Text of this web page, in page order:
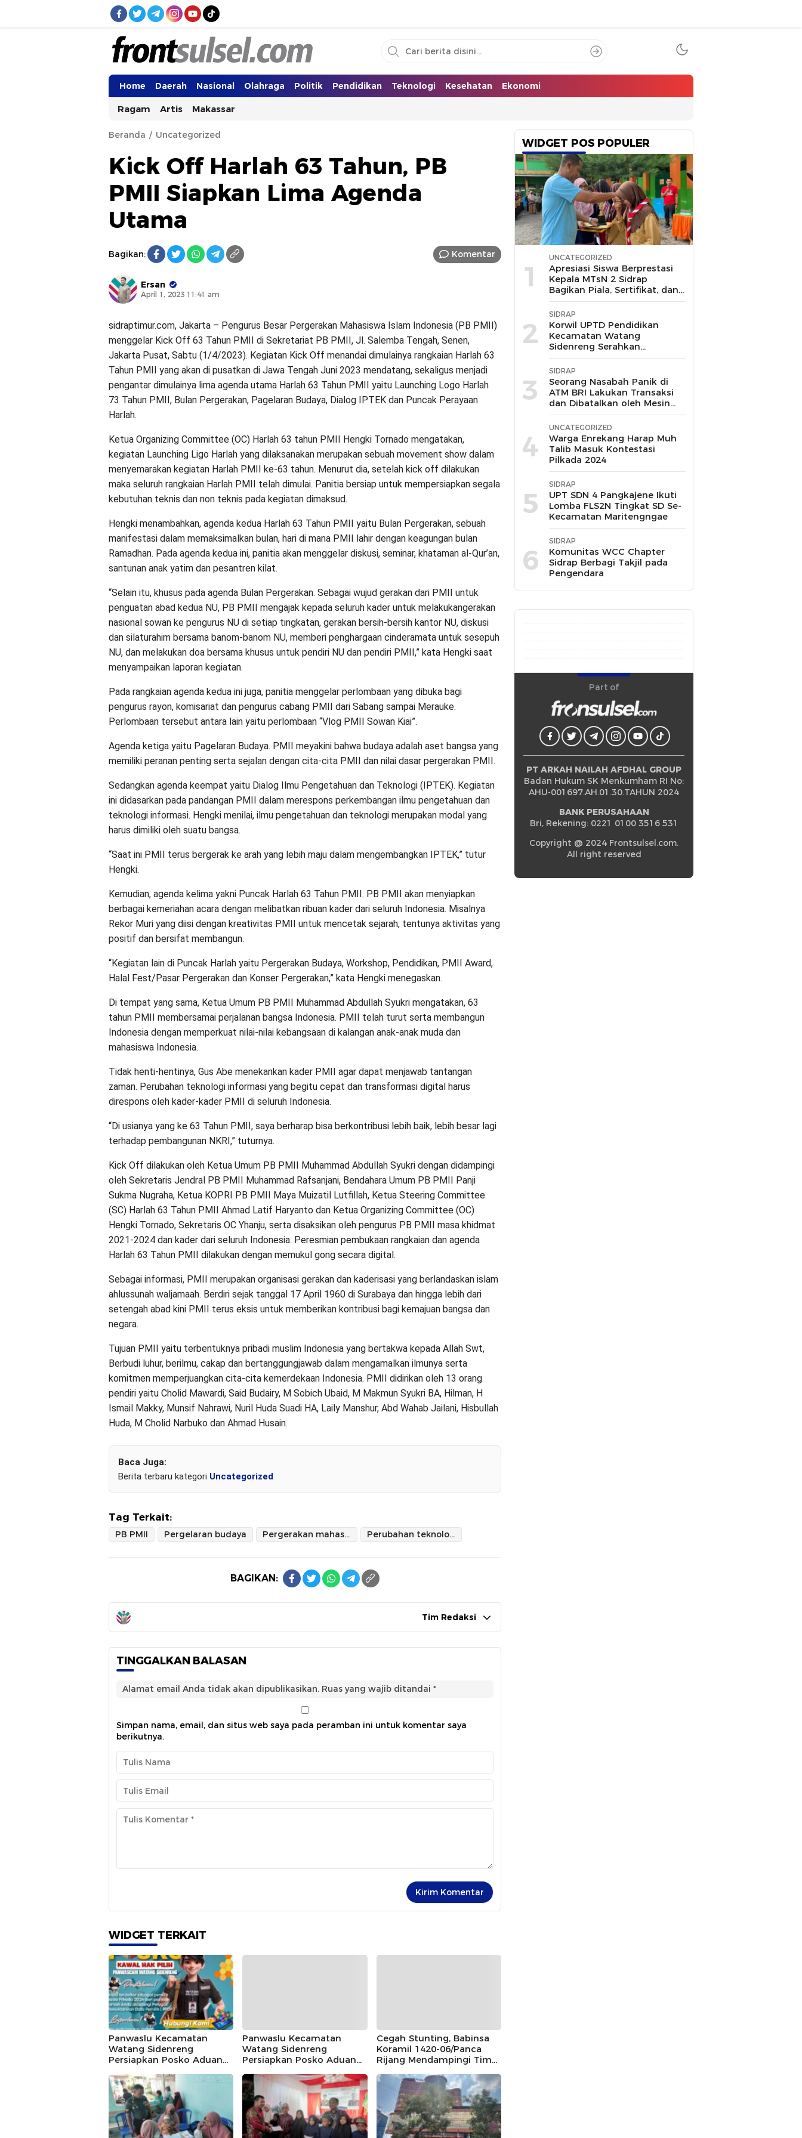
Frontsulsel.com
Terdepan Mengabarkan dari Sulawesi Selatan
Home Daerah Nasional Olahraga Politik Pendidikan Teknologi Kesehatan Ekonomi
Ragam Artis Makassar
Beranda Uncategorized
Kick Off Harlah 63 Tahun, PB
PMII Siapkan Lima Agenda
Utama
Bagikan: Komentar
Ersan
April 1, 2023 11:41 am
sidraptimur.com, Jakarta – Pengurus Besar Pergerakan Mahasiswa Islam Indonesia (PB PMII)
menggelar Kick Off 63 Tahun PMII di Sekretariat PB PMII, Jl. Salemba Tengah, Senen,
Jakarta Pusat, Sabtu (1/4/2023). Kegiatan Kick Off menandai dimulainya rangkaian Harlah 63
Tahun PMII yang akan di pusatkan di Jawa Tengah Juni 2023 mendatang, sekaligus menjadi
pengantar dimulainya lima agenda utama Harlah 63 Tahun PMII yaitu Launching Logo Harlah
73 Tahun PMII, Bulan Pergerakan, Pagelaran Budaya, Dialog IPTEK dan Puncak Perayaan
Harlah.
Ketua Organizing Committee (OC) Harlah 63 tahun PMII Hengki Tornado mengatakan,
kegiatan Launching Ligo Harlah yang dilaksanakan merupakan sebuah movement show dalam
menyemarakan kegiatan Harlah PMII ke-63 tahun. Menurut dia, setelah kick off dilakukan
maka seluruh rangkaian Harlah PMII telah dimulai. Panitia bersiap untuk mempersiapkan segala
kebutuhan teknis dan non teknis pada kegiatan dimaksud.
Hengki menambahkan, agenda kedua Harlah 63 Tahun PMII yaitu Bulan Pergerakan, sebuah
manifestasi dalam memaksimalkan bulan, hari di mana PMII lahir dengan keagungan bulan
Ramadhan. Pada agenda kedua ini, panitia akan menggelar diskusi, seminar, khataman al-Qur’an,
santunan anak yatim dan pesantren kilat.
“Selain itu, khusus pada agenda Bulan Pergerakan. Sebagai wujud gerakan dari PMII untuk
penguatan abad kedua NU, PB PMII mengajak kepada seluruh kader untuk melakukangerakan
nasional sowan ke pengurus NU di setiap tingkatan, gerakan bersih-bersih kantor NU, diskusi
dan silaturahim bersama banom-banom NU, memberi penghargaan cinderamata untuk sesepuh
NU, dan melakukan doa bersama khusus untuk pendiri NU dan pendiri PMII,” kata Hengki saat
menyampaikan laporan kegiatan.
Pada rangkaian agenda kedua ini juga, panitia menggelar perlombaan yang dibuka bagi
pengurus rayon, komisariat dan pengurus cabang PMII dari Sabang sampai Merauke.
Perlombaan tersebut antara lain yaitu perlombaan “Vlog PMII Sowan Kiai”.
Agenda ketiga yaitu Pagelaran Budaya. PMII meyakini bahwa budaya adalah aset bangsa yang
memiliki peranan penting serta sejalan dengan cita-cita PMII dan nilai dasar pergerakan PMII.
Sedangkan agenda keempat yaitu Dialog Ilmu Pengetahuan dan Teknologi (IPTEK). Kegiatan
ini didasarkan pada pandangan PMII dalam merespons perkembangan ilmu pengetahuan dan
teknologi informasi. Hengki menilai, ilmu pengetahuan dan teknologi merupakan modal yang
harus dimiliki oleh suatu bangsa.
“Saat ini PMII terus bergerak ke arah yang lebih maju dalam mengembangkan IPTEK,” tutur
Hengki.
Kemudian, agenda kelima yakni Puncak Harlah 63 Tahun PMII. PB PMII akan menyiapkan
berbagai kemeriahan acara dengan melibatkan ribuan kader dari seluruh Indonesia. Misalnya
Rekor Muri yang diisi dengan kreativitas PMII untuk mencetak sejarah, tentunya aktivitas yang
positif dan bersifat membangun.
“Kegiatan lain di Puncak Harlah yaitu Pergerakan Budaya, Workshop, Pendidikan, PMII Award,
Halal Fest/Pasar Pergerakan dan Konser Pergerakan,” kata Hengki menegaskan.
Di tempat yang sama, Ketua Umum PB PMII Muhammad Abdullah Syukri mengatakan, 63
tahun PMII membersamai perjalanan bangsa Indonesia. PMII telah turut serta membangun
Indonesia dengan memperkuat nilai-nilai kebangsaan di kalangan anak-anak muda dan
mahasiswa Indonesia.
Tidak henti-hentinya, Gus Abe menekankan kader PMII agar dapat menjawab tantangan
zaman. Perubahan teknologi informasi yang begitu cepat dan transformasi digital harus
direspons oleh kader-kader PMII di seluruh Indonesia.
“Di usianya yang ke 63 Tahun PMII, saya berharap bisa berkontribusi lebih baik, lebih besar lagi
terhadap pembangunan NKRI,” tuturnya.
Kick Off dilakukan oleh Ketua Umum PB PMII Muhammad Abdullah Syukri dengan didampingi
oleh Sekretaris Jendral PB PMII Muhammad Rafsanjani, Bendahara Umum PB PMII Panji
Sukma Nugraha, Ketua KOPRI PB PMII Maya Muizatil Lutfillah, Ketua Steering Committee
(SC) Harlah 63 Tahun PMII Ahmad Latif Haryanto dan Ketua Organizing Committee (OC)
Hengki Tornado, Sekretaris OC Yhanju, serta disaksikan oleh pengurus PB PMII masa khidmat
2021-2024 dan kader dari seluruh Indonesia. Peresmian pembukaan rangkaian dan agenda
Harlah 63 Tahun PMII dilakukan dengan memukul gong secara digital.
Sebagai informasi, PMII merupakan organisasi gerakan dan kaderisasi yang berlandaskan islam
ahlussunah waljamaah. Berdiri sejak tanggal 17 April 1960 di Surabaya dan hingga lebih dari
setengah abad kini PMII terus eksis untuk memberikan kontribusi bagi kemajuan bangsa dan
negara.
Tujuan PMII yaitu terbentuknya pribadi muslim Indonesia yang bertakwa kepada Allah Swt,
Berbudi luhur, berilmu, cakap dan bertanggungjawab dalam mengamalkan ilmunya serta
komitmen memperjuangkan cita-cita kemerdekaan Indonesia. PMII didirikan oleh 13 orang
pendiri yaitu Cholid Mawardi, Said Budairy, M Sobich Ubaid, M Makmun Syukri BA, Hilman, H
Ismail Makky, Munsif Nahrawi, Nuril Huda Suadi HA, Laily Manshur, Abd Wahab Jailani, Hisbullah
Huda, M Cholid Narbuko dan Ahmad Husain.
Baca Juga:
Berita terbaru kategori Uncategorized
Tag Terkait:
PB PMII Pergelaran budaya Pergerakan mahasiswa Perubahan teknologi informasi
BAGIKAN:
Tim Redaksi
TINGGALKAN BALASAN
Alamat email Anda tidak akan dipublikasikan. Ruas yang wajib ditandai *
Simpan nama, email, dan situs web saya pada peramban ini untuk komentar saya
berikutnya.
WIDGET TERKAIT
Panwaslu Kecamatan
Watang Sidenreng
Persiapkan Posko Aduan
Teglene Kawal Hak Pilih
Panwaslu Kecamatan
Watang Sidenreng
Persiapkan Posko Aduan
Taglene Kawal Hak Pilih
Cegah Stunting, Babinsa
Koramil 1420-06/Panca
Rijang Mendampingi Tim
Kegiatan Posyandu
WIDGET POS POPULER
1
UNCATEGORIZED
Apresiasi Siswa Berprestasi
Kepala MTsN 2 Sidrap
Bagikan Piala, Sertifikat, dan
Uang Pembinaan
2
SIDRAP
Korwil UPTD Pendidikan
Kecamatan Watang
Sidenreng Serahkan
Langsung Bantuan pada
Korban Kebakaran di Wala
Sidrap
3
SIDRAP
Seorang Nasabah Panik di
ATM BRI Lakukan Transaksi
dan Dibatalkan oleh Mesin
Tanpa Keluar Uang
4
UNCATEGORIZED
Warga Enrekang Harap Muh
Talib Masuk Kontestasi
Pilkada 2024
5
SIDRAP
UPT SDN 4 Pangkajene Ikuti
Lomba FLS2N Tingkat SD Se-
Kecamatan Maritengngae
6
SIDRAP
Komunitas WCC Chapter
Sidrap Berbagi Takjil pada
Pengendara
Part of
PT ARKAH NAILAH AFDHAL GROUP
Badan Hukum SK Menkumham RI No:
AHU-001697.AH.01.30.TAHUN 2024
BANK PERUSAHAAN
Bri, Rekening: 0221 0100 3516 531
Copyright @ 2024 Frontsulsel.com.
All right reserved